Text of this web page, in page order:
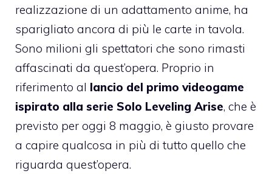
realizzazione di un adattamento anime, ha
sparigliato ancora di più le carte in tavola.
Sono milioni gli spettatori che sono rimasti
affascinati da quest’opera. Proprio in
riferimento al lancio del primo videogame
ispirato alla serie Solo Leveling Arise, che è
previsto per oggi 8 maggio, è giusto provare
a capire qualcosa in più di tutto quello che
riguarda quest’opera.